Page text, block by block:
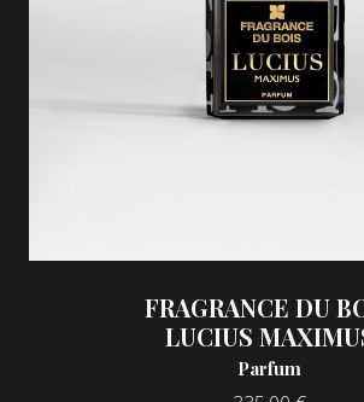
FRAGRANCE DU
LUCIUS
Parfum